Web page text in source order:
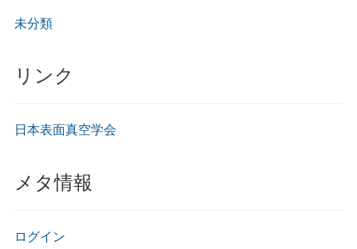
未分類
リンク
日本表面真空学会
メタ情報
ログイン